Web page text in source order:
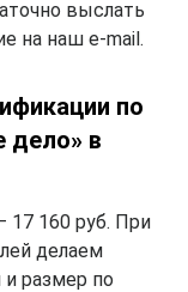
выслать
на наш e-mail.
по
дело» в
17 160 руб. При
делаем
и размер по